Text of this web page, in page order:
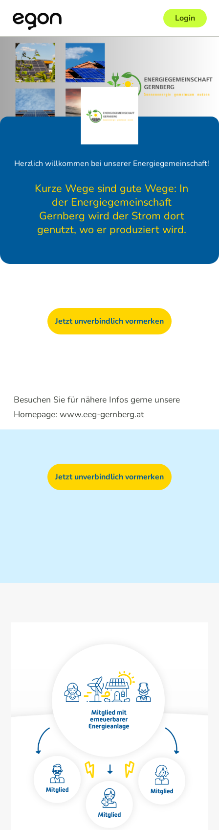
Login
Herzlich willkommen bei unserer Energiegemeinschaft!
Kurze Wege sind gute Wege: In
der Energiegemeinschaft
Gernberg wird der Strom dort
genutzt, wo er produziert wird.
Jetzt unverbindlich vormerken
Besuchen Sie für nähere Infos gerne unsere
Homepage: www.eeg-gernberg.at
Jetzt unverbindlich vormerken